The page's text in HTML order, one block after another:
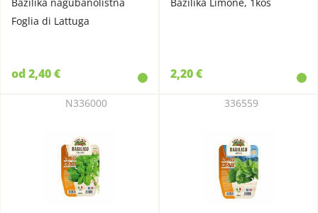
Foglia di Lattuga
od 2,40 € 2,20 €
N336000 336559